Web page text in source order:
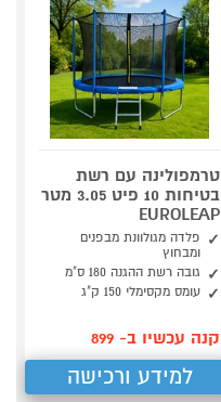
טרמפולינה עם רשת
בטיחות 10 פיט 3.05 מטר
EUROLEAP
פלדה מגולוונת מבפנים
ומבחוץ
גובה רשת ההגנה 180 ס"מ
עומס מקסימלי 150 ק"ג
קנה עכשיו ב- 899
למידע ורכישה